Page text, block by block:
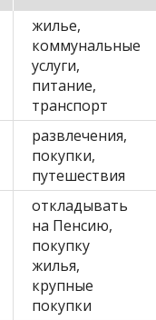
жилье,
коммунальные
услуги,
питание,
транспорт
развлечения,
покупки,
путешествия
откладывать
на Пенсию,
покупку
жилья,
крупные
покупки